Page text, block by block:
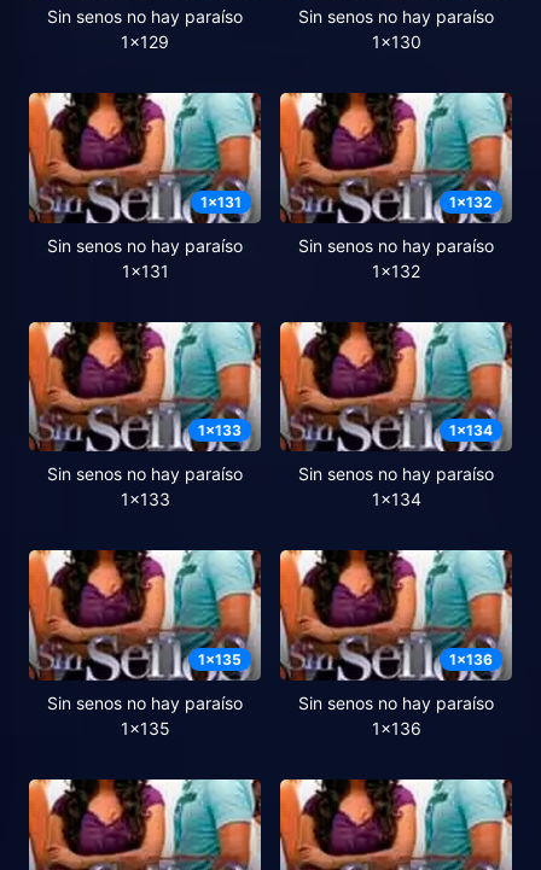
Sin senos no hay paraíso
1x129
Sin senos no hay paraíso
1x130
1x131
Sin senos no hay paraíso
1x131
1x132
Sin senos no hay paraíso
1x132
1x133
Sin senos no hay paraíso
1x133
1x134
Sin senos no hay paraíso
1x134
1x135
Sin senos no hay paraíso
1x135
1x136
Sin senos no hay paraíso
1x136